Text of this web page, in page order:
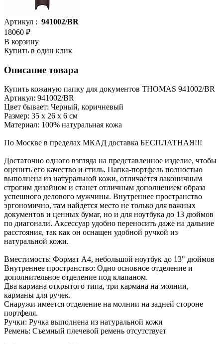
Артикул : 941002/BR
18060 ₽
В корзину
Купить в один клик
Описание товара
Купить кожаную папку для документов THOMAS 941002/BR
Артикул: 941002/BR
Цвет бывает: Черный, коричневый
Размер: 35 х 26 х 6 см
Материал: 100% натуральная кожа
По Москве в пределах МКАД доставка БЕСПЛАТНАЯ!!!
Достаточно одного взгляда на представленное изделие, чтобы
оценить его качество и стиль. Папка-портфель полностью
выполнена из натуральной кожи, отличается лаконичным
строгим дизайном и станет отличным дополнением образа
успешного делового мужчины. Внутреннее пространство
эргономично, там найдется место не только для важных
документов и ценных бумаг, но и для ноутбука до 13 дюймов
по диагонали. Аксессуар удобно переносить даже на дальние
расстояния, так как он оснащен удобной ручкой из
натуральной кожи.
Вместимость: Формат А4, небольшой ноутбук до 13" дюймов
Внутреннее пространство: Одно основное отделение и
дополнительное отделение под клапаном.
Два кармана открытого типа, три кармана на молнии,
карманы для ручек.
Снаружи имеется отделение на молнии на задней стороне
портфеля.
Ручки: Ручка выполнена из натуральной кожи
Ремень: Съемный плечевой ремень отсутствует